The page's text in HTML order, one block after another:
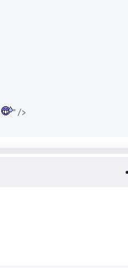
" />